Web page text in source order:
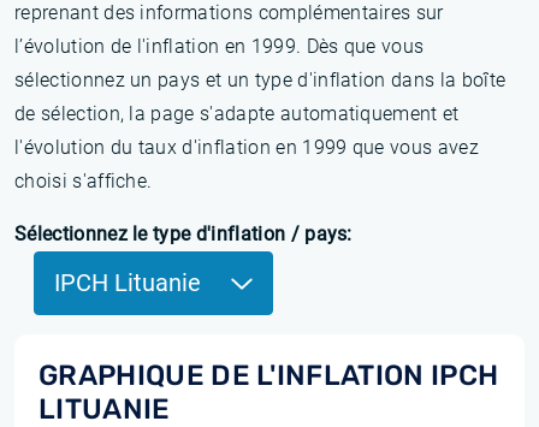
reprenant des informations complémentaires sur
l’évolution de l'inflation en 1999. Dès que vous
sélectionnez un pays et un type d'inflation dans la boîte
de sélection, la page s'adapte automatiquement et
l'évolution du taux d'inflation en 1999 que vous avez
choisi s'affiche.
Sélectionnez le type d'inflation / pays:
IPCH Lituanie
GRAPHIQUE DE L'INFLATION IPCH
LITUANIE